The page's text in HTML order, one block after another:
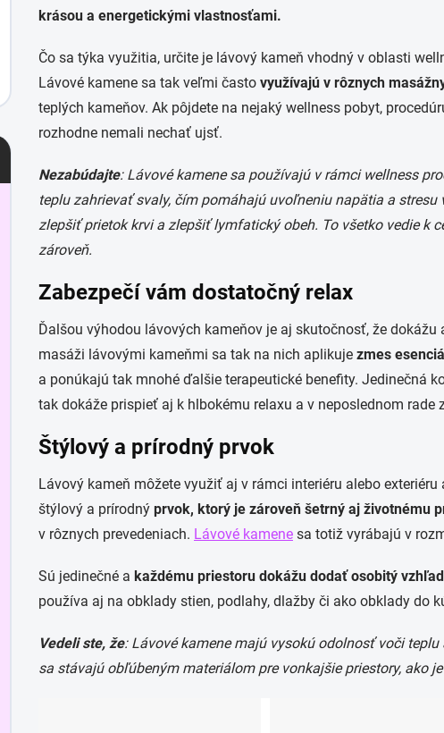
krásou a energetickými vlastnosťami.
Čo sa týka využitia, určite je lávový kameň vhodný v oblasti
Lávové kamene sa tak veľmi často využívajú v rôznych
teplých kameňov. Ak pôjdete na nejaký wellness pobyt,
rozhodne nemali nechať ujsť.
Nezabúdajte: Lávové kamene sa používajú v rámci wellness
teplu zahrievať svaly, čím pomáhajú uvoľneniu napätia a
zlepšiť prietok krvi a zlepšiť lymfatický obeh. To všetko vedie k
zároveň.
Zabezpečí vám dostatočný relax
Ďalšou výhodou lávových kameňov je aj skutočnosť, že
masáži lávovými kameňmi sa tak na nich aplikuje zmes
a ponúkajú tak mnohé ďalšie terapeutické benefity. Jedinečná
tak dokáže prispieť aj k hlbokému relaxu a v neposlednom rade
Štýlový a prírodný prvok
Lávový kameň môžete využiť aj v rámci interiéru alebo
štýlový a prírodný prvok, ktorý je zároveň šetrný aj životnému
v rôznych prevedeniach. Lávové kamene sa totiž vyrábajú v
Sú jedinečné a každému priestoru dokážu dodať osobitý vzhľad
používa aj na obklady stien, podlahy, dlažby či ako obklady do
Vedeli ste, že: Lávové kamene majú vysokú odolnosť voči
sa stávajú obľúbeným materiálom pre vonkajšie priestory, ako